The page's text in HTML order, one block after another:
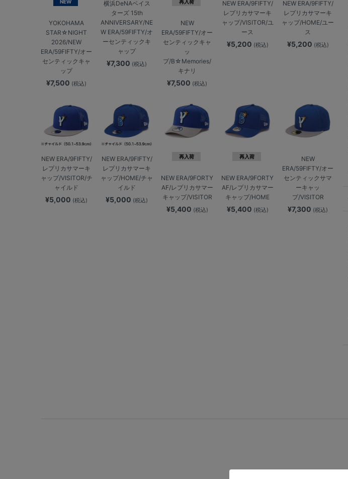
NEW
YOKOHAMA
STAR☆NIGHT
2026/NEW
ERA/59FIFTY/オー
センティックキャ
ップ
¥7,500 (税込)
横浜DeNAベイス
ターズ 15th
ANNIVERSARY/NE
W ERA/59FIFTY/オ
ーセンティックキ
ャップ
¥7,300 (税込)
再入荷
NEW
ERA/59FIFTY/オー
センティックキャ
ッ
プ/B☆Memories/
キナリ
¥7,500 (税込)
NEW ERA/9FIFTY/
レプリカサマーキ
ャップ/VISITOR/ユ
ース
¥5,200 (税込)
NEW ERA/9FIFTY/
レプリカサマーキ
ャップ/HOME/ユー
ス
¥5,200 (税込)
NEW ERA/9FIFTY/
レプリカサマーキ
ャップ/VISITOR/チ
ャイルド
¥5,000 (税込)
NEW ERA/9FIFTY/
レプリカサマーキ
ャップ/HOME/チャ
イルド
¥5,000 (税込)
再入荷
NEW ERA/9FORTY
AF/レプリカサマー
キャップ/VISITOR
¥5,400 (税込)
再入荷
NEW ERA/9FORTY
AF/レプリカサマー
キャップ/HOME
¥5,400 (税込)
NEW
ERA/59FIFTY/オー
センティックサマ
ーキャッ
プ/VISITOR
¥7,300 (税込)